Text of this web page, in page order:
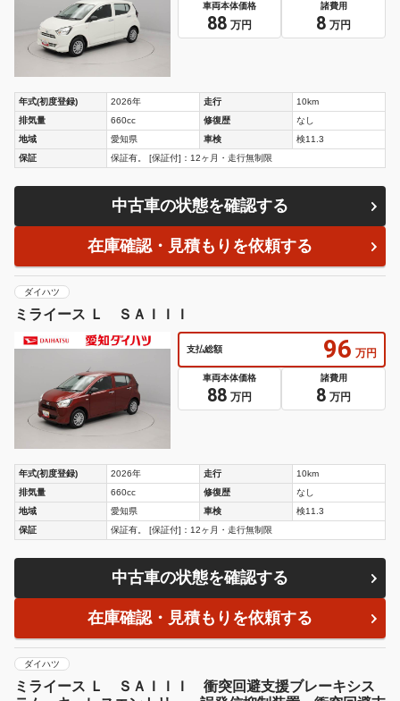
車両本体価格
88 万円
諸費用
8 万円
年式(初度登録) 2026年 走行
10km
排気量
660cc 修復歴
なし
地域
愛知県 車検
検11.3
保証
保証有。 [保証付]：12ヶ月・走行無制限
中古車の状態を確認する
在庫確認・見積もりを依頼する
ダイハツ
ミライース Ｌ ＳＡＩＩＩ
支払総額 96 万円
車両本体価格
88 万円
諸費用
8 万円
年式(初度登録) 2026年 走行
10km
排気量
660cc 修復歴
なし
地域
愛知県 車検
検11.3
保証
保証有。 [保証付]：12ヶ月・走行無制限
中古車の状態を確認する
在庫確認・見積もりを依頼する
ダイハツ
ミライース Ｌ ＳＡＩＩＩ 衝突回避支援ブレーキシス